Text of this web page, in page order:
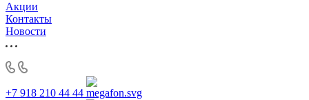
Акции
Контакты
Новости
+7 918 210 44 44